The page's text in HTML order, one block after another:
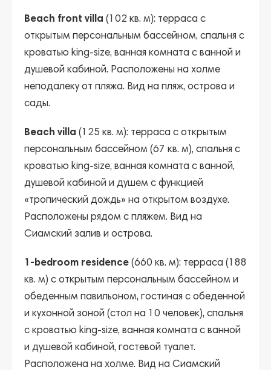
Beach front villa (102 кв. м): терраса с
открытым персональным бассейном, спальня с
кроватью king-size, ванная комната с ванной и
душевой кабиной. Расположены на холме
неподалеку от пляжа. Вид на пляж, острова и
сады.
Beach villa (125 кв. м): терраса с открытым
персональным бассейном (67 кв. м), спальня с
кроватью king-size, ванная комната с ванной,
душевой кабиной и душем с функцией
«тропический дождь» на открытом воздухе.
Расположены рядом с пляжем. Вид на
Сиамский залив и острова.
1-bedroom residence (660 кв. м): терраса (188
кв. м) с открытым персональным бассейном и
обеденным павильоном, гостиная с обеденной
и кухонной зоной (стол на 10 человек), спальня
с кроватью king-size, ванная комната с ванной
и душевой кабиной, гостевой туалет.
Расположена на холме. Вид на Сиамский